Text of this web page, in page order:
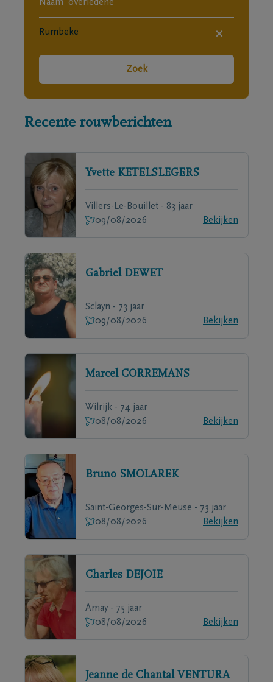
×
Zoek
Recente rouwberichten
Yvette KETELSLEGERS
Villers-Le-Bouillet - 83 jaar
09/08/2026
Bekijken
Gabriel DEWET
Sclayn - 73 jaar
09/08/2026
Bekijken
Marcel CORREMANS
Wilrijk - 74 jaar
08/08/2026
Bekijken
Bruno SMOLAREK
Saint-Georges-Sur-Meuse - 73 jaar
08/08/2026
Bekijken
Charles DEJOIE
Amay - 75 jaar
08/08/2026
Bekijken
Jeanne de Chantal VENTURA